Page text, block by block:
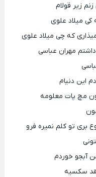
زیر قولام
کی میلاد علوی
که چی میلاد علوی
مهران عباسی
این دنیام
مچ پات معلومه
بری تو کلم نمیره فرو
آبجو خوردم
سکسیه